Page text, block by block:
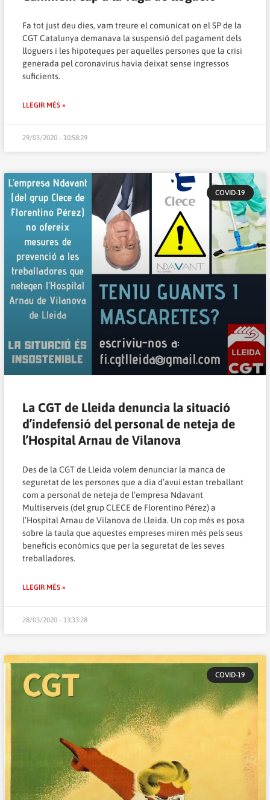
Fa tot just deu dies, vam treure el comunicat on el SP de la
CGT Catalunya demanava la suspensió del pagament dels
lloguers i les hipoteques per aquelles persones que la crisi
generada pel coronavirus havia deixat sense ingressos
suficients.
LLEGIR MÉS »
29/03/2020 - 10:58:29
COVID-19
La CGT de Lleida denuncia la situació
d’indefensió del personal de neteja de
l’Hospital Arnau de Vilanova
Des de la CGT de Lleida volem denunciar la manca de
seguretat de les persones que a dia d’avui estan treballant
com a personal de neteja de l’empresa Ndavant
Multiserveis (del grup CLECE de Florentino Pérez) a
l’Hospital Arnau de Vilanova de Lleida. Un cop més es posa
sobre la taula que aquestes empreses miren més pels seus
beneficis econòmics que per la seguretat de les seves
treballadores.
LLEGIR MÉS »
28/03/2020 - 13:33:28
COVID-19